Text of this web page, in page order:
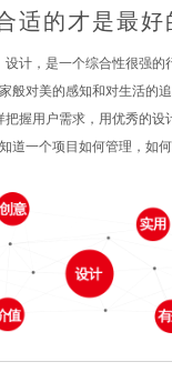
适的才是最好
设计，是一个综合性很强的
般对美的感知和对生活的
握用户需求，用优秀的设
道一个项目如何管理，如何